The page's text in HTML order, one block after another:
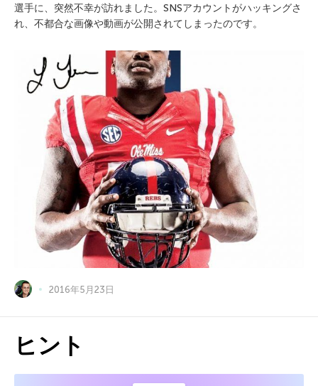
選手に、突然不幸が訪れました。SNSアカウントがハッキングさ
れ、不都合な画像や動画が公開されてしまったのです。
2016年5月23日
ヒント